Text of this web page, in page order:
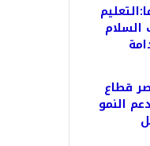
السلام
قطاع
النمو